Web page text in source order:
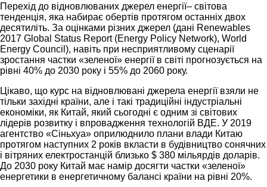
Перехід до відновлюваних джерел енергії– світова
тенденція, яка набирає обертів протягом останніх двох
десятиліть. За оцінками різних джерел (дані Renewables
2017 Global Status Report (Energy Policy Network), World
Energy Council), навіть при несприятливому сценарії
зростання частки «зеленої» енергії в світі прогнозується на
рівні 40% до 2030 року і 55% до 2060 року.
Цікаво, що курс на відновлювані джерела енергії взяли не
тільки західні країни, але і такі традиційні індустріальні
економіки, як Китай, який сьогодні є одним зі світових
лідерів розвитку і впровадження технологій ВДЕ. У 2019
агентство «Сіньхуа» оприлюднило плани влади Китаю
протягом наступних 2 років вкласти в будівництво сонячних
і вітряних електростанцій близько $ 380 мільярдів доларів.
До 2030 року Китай має намір досягти частки «зеленої»
енергетики в енергетичному балансі країни на рівні 20%.